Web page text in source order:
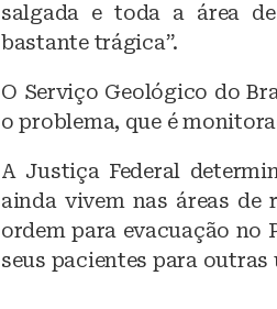
salgada e toda a área
bastante trágica”.
O Serviço Geológico do
o problema, que é
A Justiça Federal
ainda vivem nas áreas de
ordem para evacuação
seus pacientes para outras